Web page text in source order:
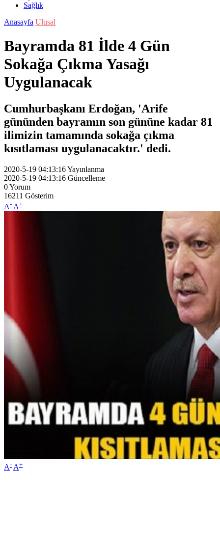
Sağlık
Anasayfa Ulusal
Bayramda 81 İlde 4 Gün
Sokağa Çıkma Yasağı
Uygulanacak
Cumhurbaşkanı Erdoğan, 'Arife
gününden bayramın son gününe kadar 81
ilimizin tamamında sokağa çıkma
kısıtlaması uygulanacaktır.' dedi.
2020-5-19 04:13:16Yayınlanma
2020-5-19 04:13:16 Güncelleme
0Yorum
16211 Gösterim
A- A+
A- A+